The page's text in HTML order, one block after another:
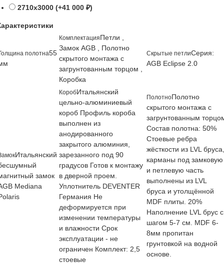
2710х3000 (+41 000 ₽)
полотна55
КомплектацияПетли ,
Замок AGB , Полотно
скрытого монтажа с
загрунтованным торцом ,
Коробка
Cкрытые петлиCерия:
AGB Eclipse 2.0
Итальянский
замок
Mediana
КоробИтальянский
цельно-алюминиевый
короб Профиль короба
выполнен из
анодированного
закрытого алюминия,
зарезанного под 90
градусов Готов к монтажу
в дверной проем.
Уплотнитель DEVENTER
Германия Не
деформируется при
изменении температуры
и влажности Срок
эксплуатации - не
ограничен Комплект: 2,5
стоевые
ПолотноПолотно
скрытого монтажа с
загрунтованным
Состав полотна: 50%
Стоевые ребра
жёсткости из LVL бруса,
карманы под замковую
и петлевую часть
выполнены из LVL
бруса и утолщённой
MDF плиты. 20%
Наполнение LVL брус с
шагом 5-7 см. MDF 6-
8мм пропитан
грунтовкой на водной
основе.